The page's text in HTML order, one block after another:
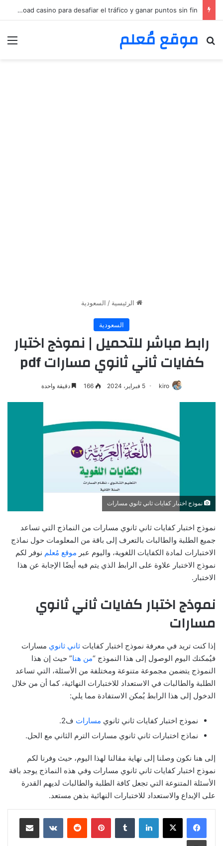
Audaz estrategia en chicken road casino para desafiar el tráfico y ganar puntos sin fin
موقع مُعلم
بحث عن
الرئيسية / السعودية
السعودية
رابط مباشر للتحميل | نموذج اختبار
كفايات ثاني ثانوي مسارات pdf
kiro 5 فبراير، 2024 166 دقيقة واحدة
نموذج اختبار كفايات ثاني ثانوي مسارات
نموذج اختبار كفايات ثاني ثانوي مسارات من النماذج التي تساعد
جميع الطلبة والطالبات بالتعرف إلى باقة من المعلومات حول نماذج
الاختبارات لمادة الكفايات اللغوية، واليوم عبر موقع مُعلم نوفر لكم
نموذج الاختبار علاوة على الرابط الذي يتم فيه أيضًا الإجابة عن هذا
الاختبار.
نموذج اختبار كفايات ثاني ثانوي
مسارات
إذا كنت تريد في معرفة نموذج اختبار كفايات ثاني ثانوي مسارات
فيُمكنك اليوم الوصول إلى هذا النموذج “من هنا” حيث إن هذا
النموذج يتضمن مجموعة متنوعة ومختلفة من الأسئلة، التي تساعد
الطلبة والطالبات في الاستعداد للاختبارات النهائية، كما أن من خلال
الدخول إلى هذا الرابط يُمكن الاستفادة مما يلي:
نموذج اختبار كفايات ثاني ثانوي مسارات ف2.
نماذج اختبارات ثاني ثانوي مسارات الترم الثاني مع الحل.
إلى هنا نكون وصلنا إلى نهاية مقالنا لهذا اليوم، حيث وفرنا لكم
نموذج اختبار كفايات ثاني ثانوي مسارات وفي هذه النماذج يوجد باقة
الأسئلة المتنوعة التي تجعل كافة الطلبة والطالبات لديهم القدرة
على الإبداع والاستعداد للاختبارات النهائية بذهن مستعد.
لينكدإن بينتيريست